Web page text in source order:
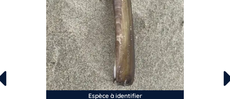
Espèce à identifier